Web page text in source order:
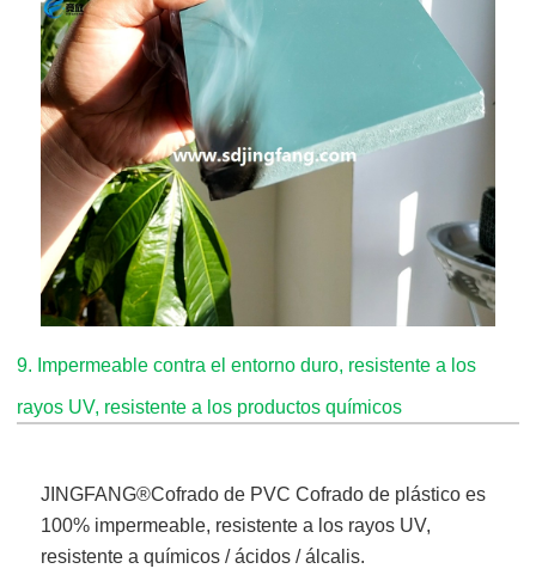
9. Impermeable contra el entorno duro, resistente a los
rayos UV, resistente a los productos químicos
JINGFANG®Cofrado de PVC Cofrado de plástico es
100% impermeable, resistente a los rayos UV,
resistente a químicos / ácidos / álcalis.